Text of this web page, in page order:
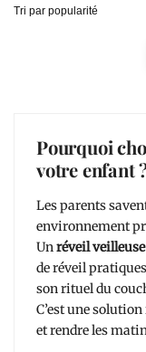
Pourquoi
votre enfant
Les parents
environnement
Unréveil veilleuse
de réveil
son rituel du
C’est une
et rendre les